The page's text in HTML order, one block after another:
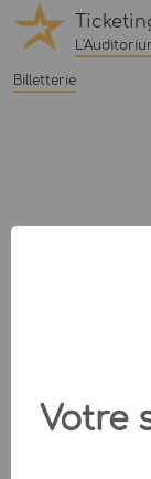
Billetterie
Votre